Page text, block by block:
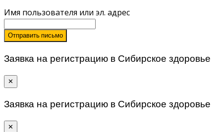
Имя пользователя или эл. адрес
Отправить письмо
Заявка на регистрацию в Сибирское здоровье
✕
Заявка на регистрацию в Сибирское здоровье
✕